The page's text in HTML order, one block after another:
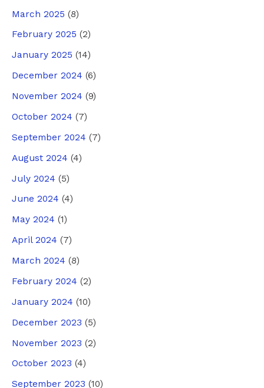
March 2025 (8)
February 2025 (2)
January 2025 (14)
December 2024 (6)
November 2024 (9)
October 2024 (7)
September 2024 (7)
August 2024 (4)
July 2024 (5)
June 2024 (4)
May 2024 (1)
April 2024 (7)
March 2024 (8)
February 2024 (2)
January 2024 (10)
December 2023 (5)
November 2023 (2)
October 2023 (4)
September 2023 (10)